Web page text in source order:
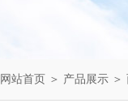
网站首页 ＞ 产品展示 ＞